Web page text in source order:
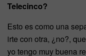
Telecinco?
Esto es como una
irte con otra, ¿no?,
yo tengo muy buena